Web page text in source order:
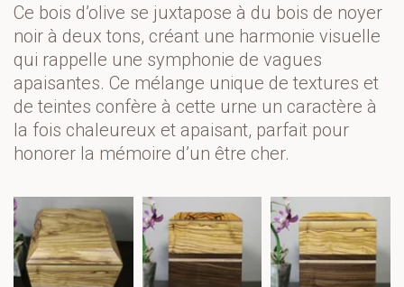
Ce bois d’olive se juxtapose à du bois de noyer
noir à deux tons, créant une harmonie visuelle
qui rappelle une symphonie de vagues
apaisantes. Ce mélange unique de textures et
de teintes confère à cette urne un caractère à
la fois chaleureux et apaisant, parfait pour
honorer la mémoire d’un être cher.